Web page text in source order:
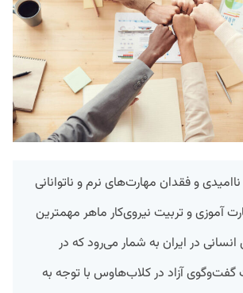
و فقدان مهارت‌های نرم و ناتوانانی
آموزی و تربیت نیروی‌کار ماهر مهمترین
در ایران به شمار می‌رود که در
آزاد در کلاب‌هاوس با توجه به